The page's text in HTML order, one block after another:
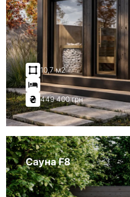
10,7 м2
449 400 грн
Сауна F8